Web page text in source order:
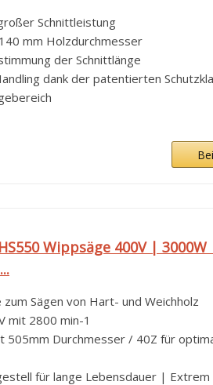
Schnittleistung
mm Holzdurchmesser
der Schnittlänge
dank der patentierten
Wippsäge 400V |
Sägen von Hart- und Weichholz
mit 2800 min-1
Durchmesser / 40Z für
für lange Lebensdauer |